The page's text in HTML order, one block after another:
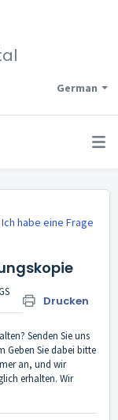
German
Ich habe eine Frage
Drucken
Senden Sie uns
Geben Sie dabei bitte
an, und wir
erhalten. Wir